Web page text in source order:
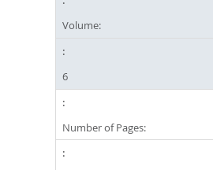
Volume:
6
Number of Pages: